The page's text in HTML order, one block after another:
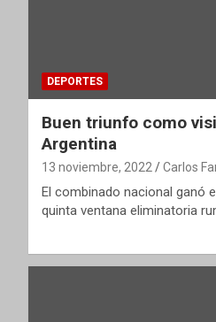
DEPORTES
Buen triunfo como
Argentina
13 noviembre, 2022 Carlos
El combinado nacional ganó
quinta ventana eliminatoria